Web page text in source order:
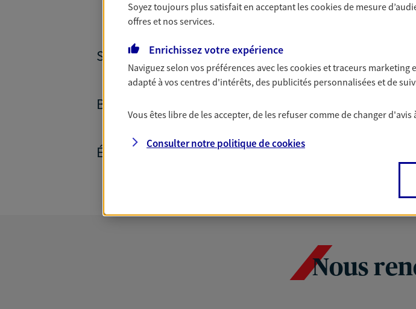
SANTÉ ET PRÉVOYANCE
BANQUE ET CRÉDITS
ÉPARGNE ET RETRAITE
Nous
Soyez toujours plus satisfait en acceptant lescookiesde mesure
offres et nos services.
Enrichissez votre expérience
Naviguez selon vos préférences avec lescookies et traceurs marketing
adapté à vos centres d'intérêts, des publicités personnalisées et de
Vous êtes libre de les accepter, de les refuser comme de changer
Consulter notre politique decookies